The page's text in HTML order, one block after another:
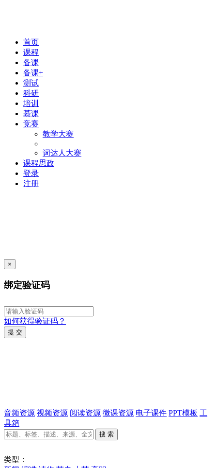
首页
课程
备课
备课+
测试
科研
培训
慕课
竞赛
教学大赛
词达人大赛
课程思政
登录
注册
×
绑定验证码
如何获得验证码？
提 交
音频资源 视频资源 阅读资源 微课资源 电子课件 PPT模板 工
具箱
搜 索
类型：